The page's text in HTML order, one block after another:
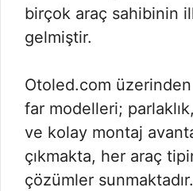
birçok araç sahibinin
gelmiştir.
Otoled.com
far modelleri;
ve kolay montaj
çıkmakta, her araç
çözümler sunmaktadır.